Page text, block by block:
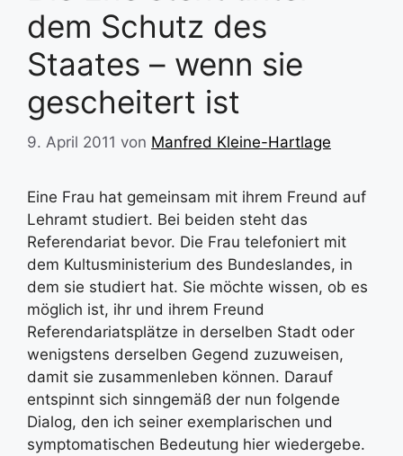
dem Schutz des
Staates – wenn sie
gescheitert ist
9. April 2011 von Manfred Kleine-Hartlage
Eine Frau hat gemeinsam mit ihrem Freund auf
Lehramt studiert. Bei beiden steht das
Referendariat bevor. Die Frau telefoniert mit
dem Kultusministerium des Bundeslandes, in
dem sie studiert hat. Sie möchte wissen, ob es
möglich ist, ihr und ihrem Freund
Referendariatsplätze in derselben Stadt oder
wenigstens derselben Gegend zuzuweisen,
damit sie zusammenleben können. Darauf
entspinnt sich sinngemäß der nun folgende
Dialog, den ich seiner exemplarischen und
symptomatischen Bedeutung hier wiedergebe.